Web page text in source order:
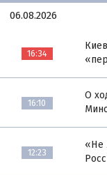
06.08.2026
16:34
16:10
О
12:23
«Не